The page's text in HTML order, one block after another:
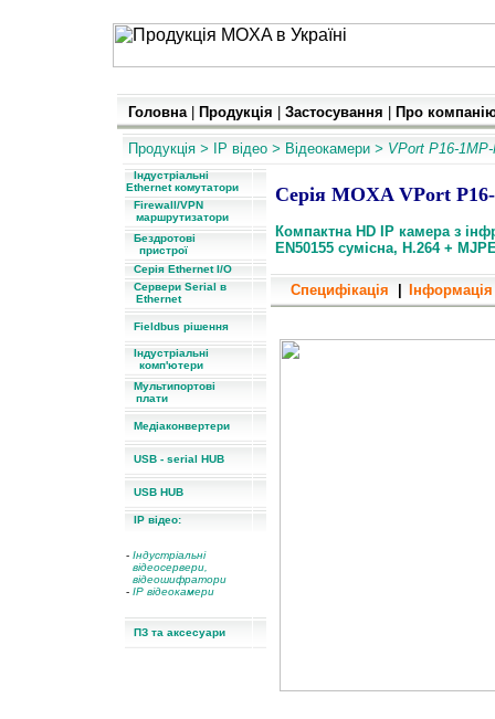
Головна| Продукція Застосування Про
Продукція > IP відео > Відеокамери > VPort P16-
Індустріальні
Ethernet комутатори
Firewall/VPN
маршрутизатори
Бездротові
пристрої
Серія Ethernet I/O
Сервери Serial в
Ethernet
Fieldbus рішення
Індустріальні
комп'ютери
Мультипортові
плати
Медіаконвертери
USB - serial HUB
USB HUB
IP відео:
- Індустріальні
відеосервери,
відеошифратори
- IP відеокамери
ПЗ та аксесуари
Серія MOXA VPort
Компактна HD IP камера з
EN50155 сумісна, H.264 +
Специфікація